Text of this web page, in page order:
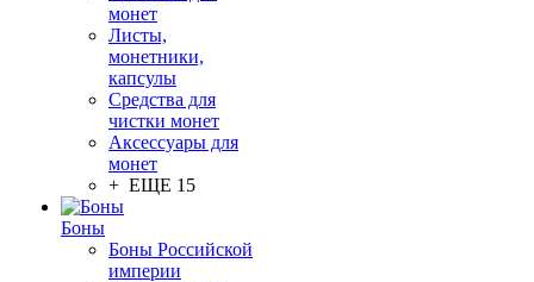
монет
Листы,
монетники,
капсулы
Средства для
чистки монет
Аксессуары для
монет
+ ЕЩЕ 15
Боны
Боны Российской
империи